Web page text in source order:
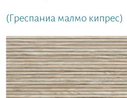
(Греспаниа малмо кипрес)